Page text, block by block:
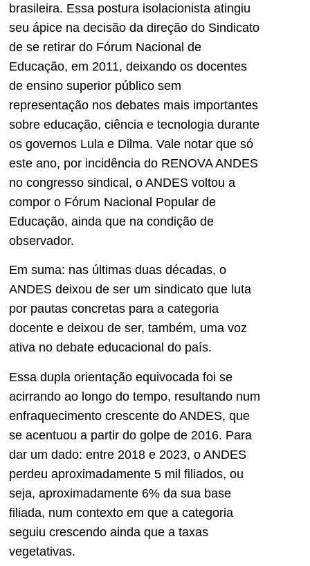
brasileira. Essa postura isolacionista atingiu
seu ápice na decisão da direção do Sindicato
de se retirar do Fórum Nacional de
Educação, em 2011, deixando os docentes
de ensino superior público sem
representação nos debates mais importantes
sobre educação, ciência e tecnologia durante
os governos Lula e Dilma. Vale notar que só
este ano, por incidência do RENOVA ANDES
no congresso sindical, o ANDES voltou a
compor o Fórum Nacional Popular de
Educação, ainda que na condição de
observador.
Em suma: nas últimas duas décadas, o
ANDES deixou de ser um sindicato que luta
por pautas concretas para a categoria
docente e deixou de ser, também, uma voz
ativa no debate educacional do país.
Essa dupla orientação equivocada foi se
acirrando ao longo do tempo, resultando num
enfraquecimento crescente do ANDES, que
se acentuou a partir do golpe de 2016. Para
dar um dado: entre 2018 e 2023, o ANDES
perdeu aproximadamente 5 mil filiados, ou
seja, aproximadamente 6% da sua base
filiada, num contexto em que a categoria
seguiu crescendo ainda que a taxas
vegetativas.